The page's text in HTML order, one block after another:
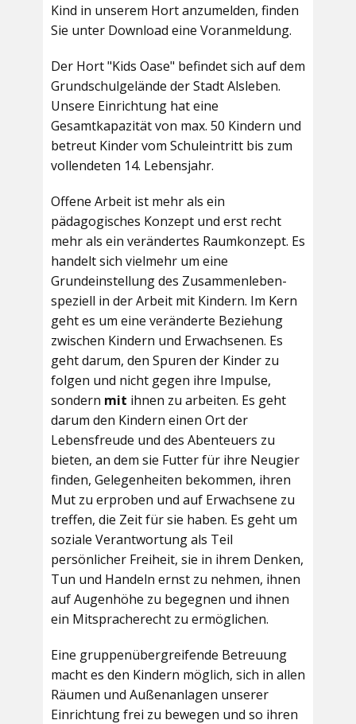
Kind in unserem Hort anzumelden, finden
Sie unter Download eine Voranmeldung.
Der Hort "Kids Oase" befindet sich auf dem
Grundschulgelände der Stadt Alsleben.
Unsere Einrichtung hat eine
Gesamtkapazität von max. 50 Kindern und
betreut Kinder vom Schuleintritt bis zum
vollendeten 14. Lebensjahr.
Offene Arbeit ist mehr als ein
pädagogisches Konzept und erst recht
mehr als ein verändertes Raumkonzept. Es
handelt sich vielmehr um eine
Grundeinstellung des Zusammenleben-
speziell in der Arbeit mit Kindern. Im Kern
geht es um eine veränderte Beziehung
zwischen Kindern und Erwachsenen. Es
geht darum, den Spuren der Kinder zu
folgen und nicht gegen ihre Impulse,
sondern mit ihnen zu arbeiten. Es geht
darum den Kindern einen Ort der
Lebensfreude und des Abenteuers zu
bieten, an dem sie Futter für ihre Neugier
finden, Gelegenheiten bekommen, ihren
Mut zu erproben und auf Erwachsene zu
treffen, die Zeit für sie haben. Es geht um
soziale Verantwortung als Teil
persönlicher Freiheit, sie in ihrem Denken,
Tun und Handeln ernst zu nehmen, ihnen
auf Augenhöhe zu begegnen und ihnen
ein Mitspracherecht zu ermöglichen.
Eine gruppenübergreifende Betreuung
macht es den Kindern möglich, sich in allen
Räumen und Außenanlagen unserer
Einrichtung frei zu bewegen und so ihren